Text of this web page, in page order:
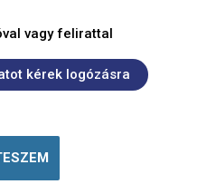
vagy felirattal
kérek logózásra